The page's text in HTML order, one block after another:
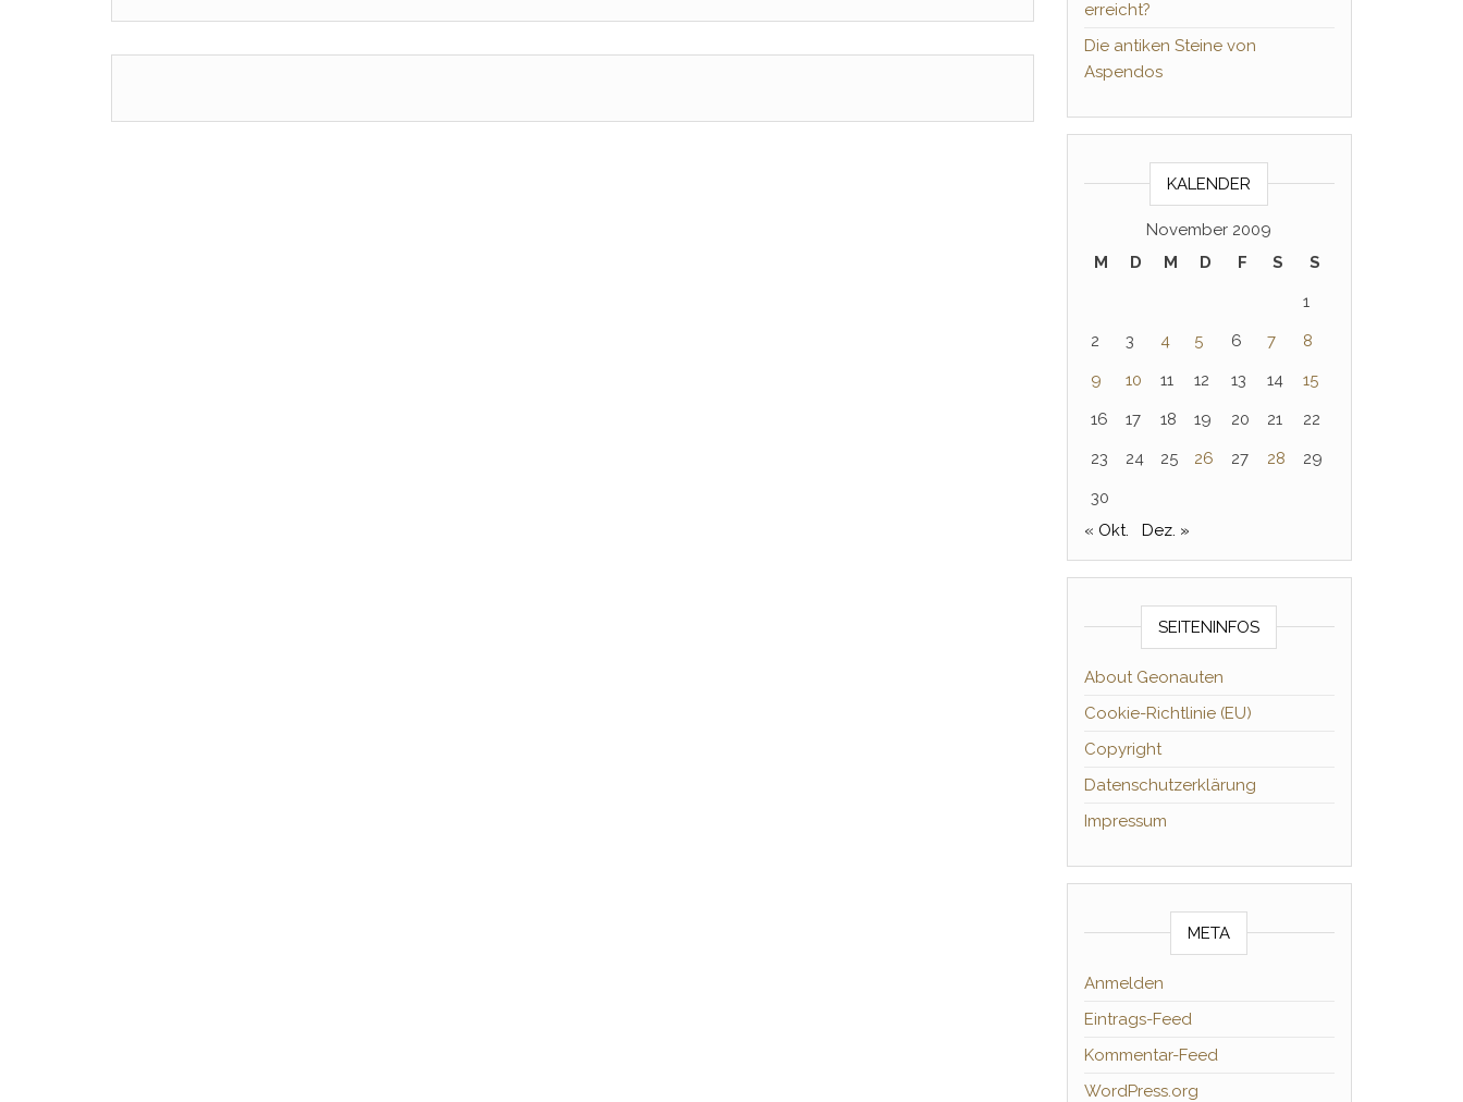
erreicht?
Die antiken Steine von
Aspendos
KALENDER
November 2009
M
D M D F S
S
1
2
3 4 5 6 7
8
9
10 11 12 13 14
15
16
17 18 19 20 21
22
23
24 25 26 27 28
29
30
« Okt.
Dez. »
SEITENINFOS
About Geonauten
Cookie-Richtlinie (EU)
Copyright
Datenschutzerklärung
Impressum
META
Anmelden
Eintrags-Feed
Kommentar-Feed
WordPress.org